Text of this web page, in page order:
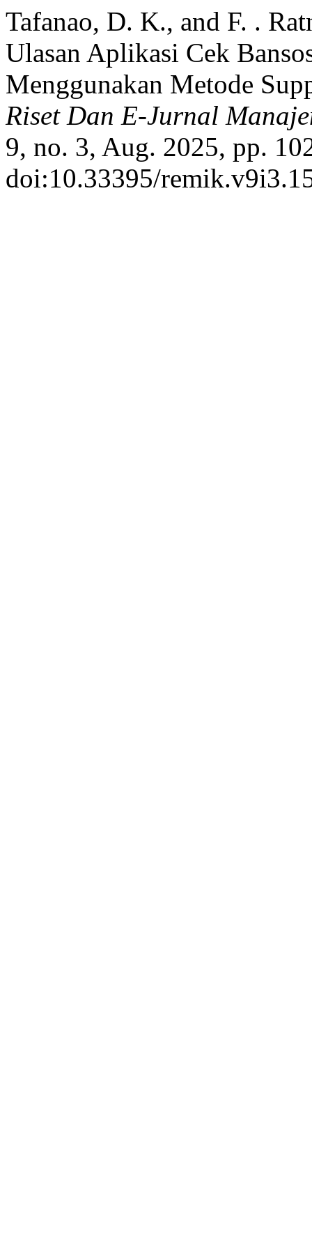
Tafanao, D. K., and F. .
Ulasan Aplikasi Cek
Menggunakan Metode
Riset Dan E-Jurnal
9, no. 3, Aug. 2025, pp.
doi:10.33395/